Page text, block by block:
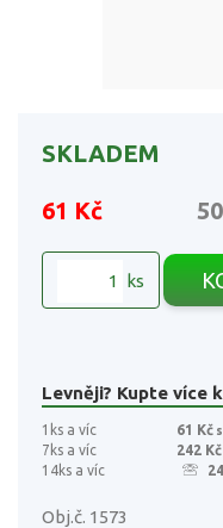
SKLADEM
61 Kč
ks
Levněji? Kupte více
1ks a víc 61 Kč
7ks a víc
242 Kč
14ks a víc
Obj.č. 1573